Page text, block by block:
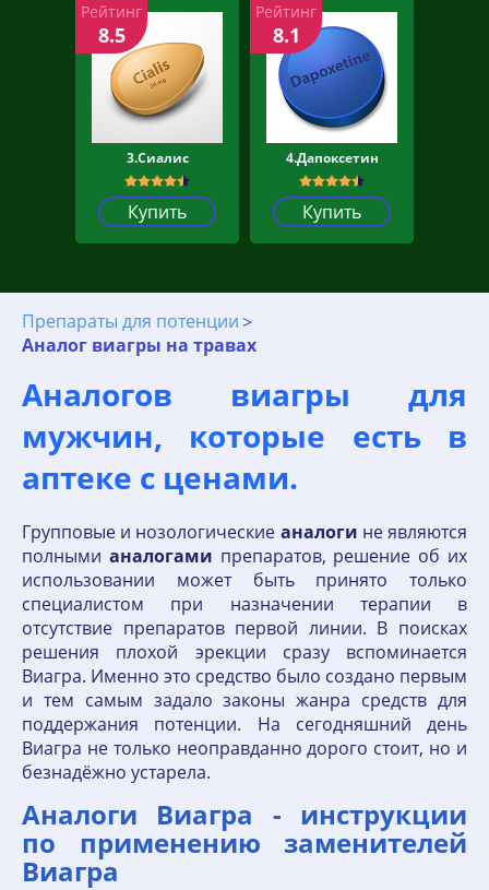
3.Сиалис
Купить
Рейтинг
8.5
4.Дапоксетин
Купить
Рейтинг
8.1
Препараты для потенции
Аналог виагры на травах
Аналогов виагры для
мужчин, которые есть в
аптеке с ценами.
Групповые и нозологические аналоги не являются
полными аналогами препаратов, решение об их
использовании может быть принято только
специалистом при назначении терапии в
отсутствие препаратов первой линии. В поисках
решения плохой эрекции сразу вспоминается
Виагра. Именно это средство было создано первым
и тем самым задало законы жанра средств для
поддержания потенции. На сегодняшний день
Виагра не только неоправданно дорого стоит, но и
безнадёжно устарела.
Аналоги Виагра - инструкции
по применению заменителей
Виагра